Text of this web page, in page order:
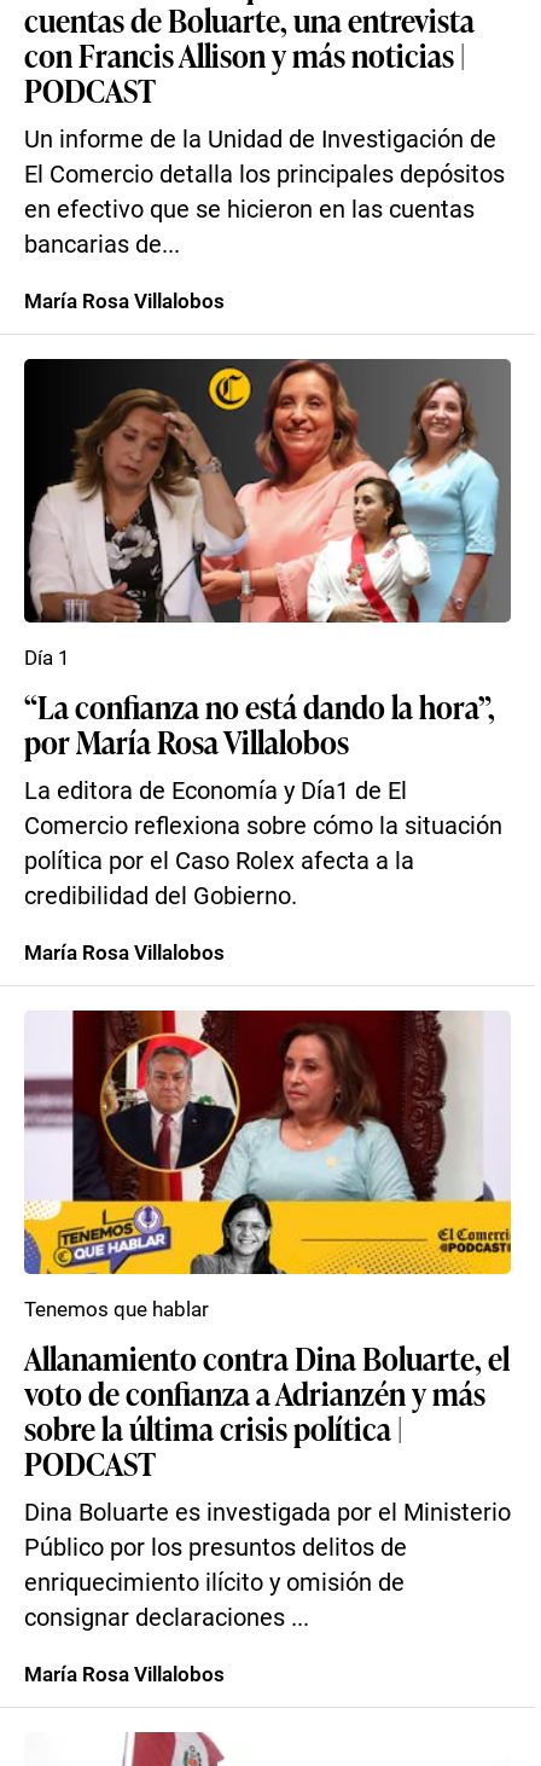
cuentas de Boluarte, una entrevista
con Francis Allison y más noticias |
PODCAST
Un informe de la Unidad de Investigación de
El Comercio detalla los principales depósitos
en efectivo que se hicieron en las cuentas
bancarias de...
María Rosa Villalobos
“La confianza no está dando la hora”,
por María Rosa Villalobos
La editora de Economía y Día1 de El
Comercio reflexiona sobre cómo la situación
política por el Caso Rolex afecta a la
credibilidad del Gobierno.
Día 1
María Rosa Villalobos
Allanamiento contra Dina Boluarte, el
voto de confianza a Adrianzén y más
sobre la última crisis política |
PODCAST
Dina Boluarte es investigada por el Ministerio
Público por los presuntos delitos de
enriquecimiento ilícito y omisión de
consignar declaraciones ...
Tenemos que hablar
María Rosa Villalobos